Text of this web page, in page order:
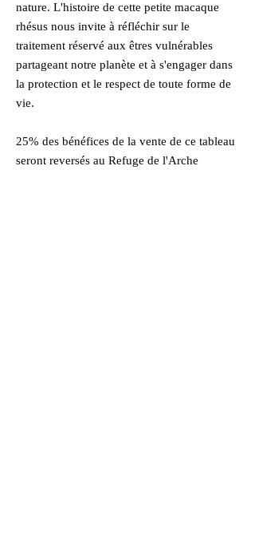
nature. L'histoire de cette petite macaque
rhésus nous invite à réfléchir sur le
traitement réservé aux êtres vulnérables
partageant notre planète et à s'engager dans
la protection et le respect de toute forme de
vie.
25% des bénéfices de la vente de ce tableau
seront reversés au Refuge de l'Arche